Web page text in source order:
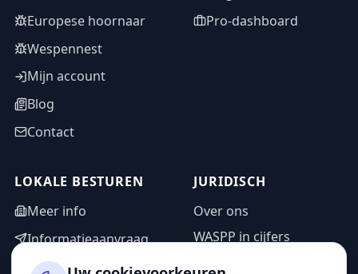
Europese hoornaar
Wespennest
Mijn account
Blog
Contact
Pro-dashboard
LOKALE BESTUREN
Meer info
Informatieaanvraag
Adminzone
JURIDISCH
Over ons
WASPP in cijfers